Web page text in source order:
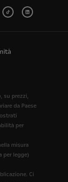
su prezzi,
da Paese
per
misura
per legge)
Ci